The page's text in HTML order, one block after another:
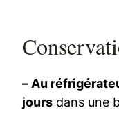
– Au
jours dans une